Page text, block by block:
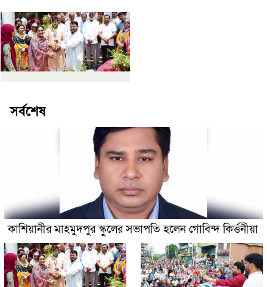
সর্বশেষ
কাশিয়ানীর মাহমুদপুর স্কুলের সভাপতি হলেন গোবিন্দ কির্ত্তনীয়া